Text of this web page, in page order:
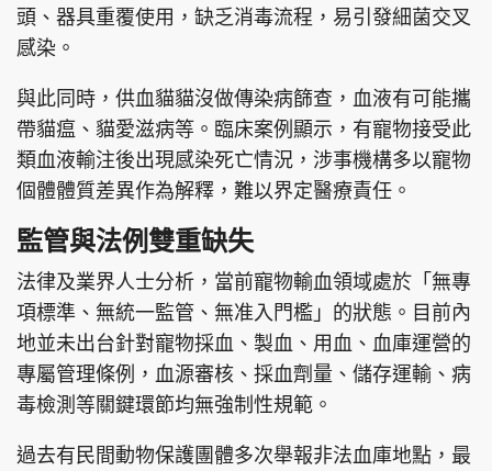
頭、器具重覆使用，缺乏消毒流程，易引發細菌交叉
感染。
與此同時，供血貓貓沒做傳染病篩查，血液有可能攜
帶貓瘟、貓愛滋病等。臨床案例顯示，有寵物接受此
類血液輸注後出現感染死亡情況，涉事機構多以寵物
個體體質差異作為解釋，難以界定醫療責任。
監管與法例雙重缺失
法律及業界人士分析，當前寵物輸血領域處於「無專
項標準、無統一監管、無准入門檻」的狀態。目前內
地並未出台針對寵物採血、製血、用血、血庫運營的
專屬管理條例，血源審核、採血劑量、儲存運輸、病
毒檢測等關鍵環節均無強制性規範。
過去有民間動物保護團體多次舉報非法血庫地點，最